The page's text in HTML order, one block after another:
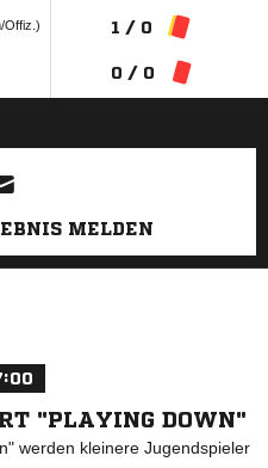
Offiz.) 1 / 0
0 / 0
MELDEN
"PLAYING DOWN"
werden kleinere Jugendspieler